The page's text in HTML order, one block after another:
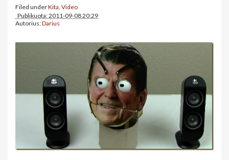
Filed underKita, Video
Publikuota: 2011-09-08 20:29
Autorius:Darius